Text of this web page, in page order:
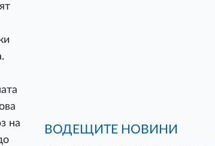
на
ВОДЕЩИТЕ НОВИНИ